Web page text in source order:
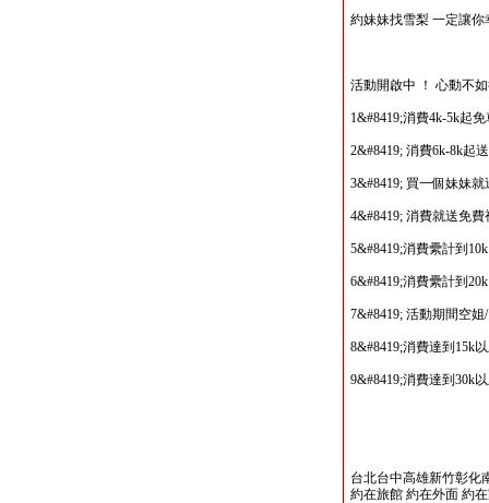
約妹妹找雪梨 一定讓
活動開啟中 ！ 心動不
1&#8419;消費4k-5k起
2&#8419; 消費6k-8k起
3&#8419; 買一個妹妹
4&#8419; 消費就送免費
5&#8419;消費纍計到
6&#8419;消費纍計到
7&#8419; 活動期間空
8&#8419;消費達到15k
9&#8419;消費達到30k
台北台中高雄新竹彰化
約在旅館 約在外面 約